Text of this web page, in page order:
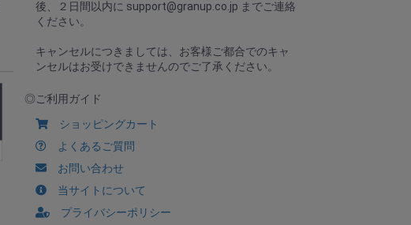
後、２日間以内に support@granup.co.jp までご連絡
ください。
キャンセルにつきましては、お客様ご都合でのキャ
ンセルはお受けできませんのでご了承ください。
◎ご利用ガイド
ショッピングカート
よくあるご質問
お問い合わせ
当サイトについて
プライバシーポリシー